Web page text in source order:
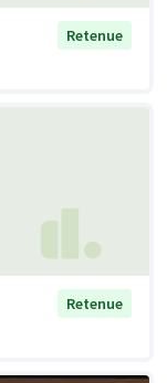
Retenue
Retenue